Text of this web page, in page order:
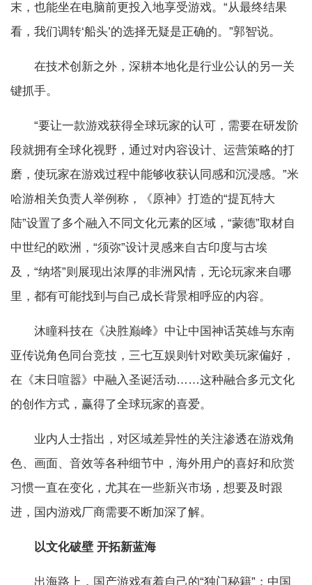
末，也能坐在电脑前更投入地享受游戏。“从最终结果
看，我们调转‘船头’的选择无疑是正确的。”郭智说。
在技术创新之外，深耕本地化是行业公认的另一关
键抓手。
“要让一款游戏获得全球玩家的认可，需要在研发阶
段就拥有全球化视野，通过对内容设计、运营策略的打
磨，使玩家在游戏过程中能够收获认同感和沉浸感。”米
哈游相关负责人举例称，《原神》打造的“提瓦特大
陆”设置了多个融入不同文化元素的区域，“蒙德”取材自
中世纪的欧洲，“须弥”设计灵感来自古印度与古埃
及，“纳塔”则展现出浓厚的非洲风情，无论玩家来自哪
里，都有可能找到与自己成长背景相呼应的内容。
沐瞳科技在《决胜巅峰》中让中国神话英雄与东南
亚传说角色同台竞技，三七互娱则针对欧美玩家偏好，
在《末日喧嚣》中融入圣诞活动……这种融合多元文化
的创作方式，赢得了全球玩家的喜爱。
业内人士指出，对区域差异性的关注渗透在游戏角
色、画面、音效等各种细节中，海外用户的喜好和欣赏
习惯一直在变化，尤其在一些新兴市场，想要及时跟
进，国内游戏厂商需要不断加深了解。
以文化破壁 开拓新蓝海
出海路上，国产游戏有着自己的“独门秘籍”：中国